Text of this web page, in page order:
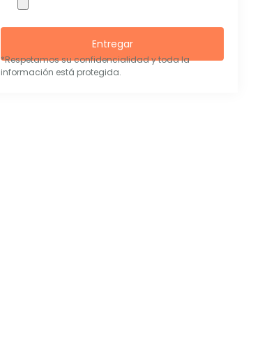
Entregar
*Respetamos su confidencialidad y toda la
información está protegida.